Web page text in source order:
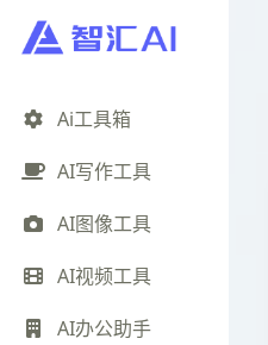
Ai工具箱
AI写作工具
AI图像工具
AI视频工具
AI办公助手